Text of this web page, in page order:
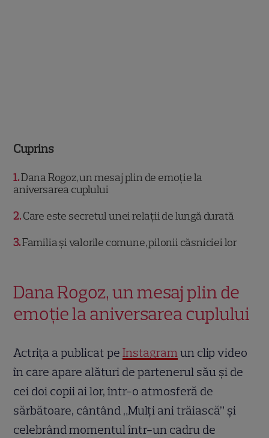
Cuprins
1 Dana Rogoz, un mesaj plin de emoție la
aniversarea cuplului
2 Care este secretul unei relații de lungă durată
3 Familia și valorile comune, pilonii căsniciei lor
Dana Rogoz, un mesaj plin de
emoție la aniversarea cuplului
Actrița a publicat peInstagramun clip video
în care apare alături de partenerul său și de
cei doi copii ai lor, într-o atmosferă de
sărbătoare, cântând „Mulți ani trăiască” și
celebrând momentul într-un cadru de